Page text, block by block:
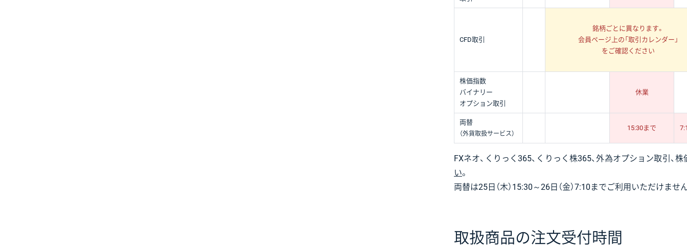
CFD取引
銘柄ごとに異なります。
会員ページ上の「取引カレンダー」
をご確認ください
株価指数
バイナリー
オプション取引
休業
両替
（外貨取扱サービス）
15:30まで
FXネオ、くりっく365、くりっく株365、外為オプション取引
い。
両替は25日（木）15:30～26日（金）7:10までご利用いただけませ
取扱商品の注文受付時間